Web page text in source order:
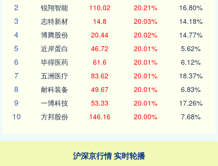
2 锐翔智能 110.02 20.21% 16.80%
3 志特新材 14.8 20.03% 14.18%
4 博腾股份 20.44 20.02% 14.77%
5 近岸蛋白 46.72 20.01% 5.62%
6 毕得医药 61.6 20.01% 6.12%
7 五洲医疗 83.62 20.01% 18.37%
8 耐科装备 49.67 20.01% 6.83%
9 一博科技 53.33 20.01% 17.26%
10 方邦股份 146.16 20.00% 7.68%
沪深京行情 实时轮播